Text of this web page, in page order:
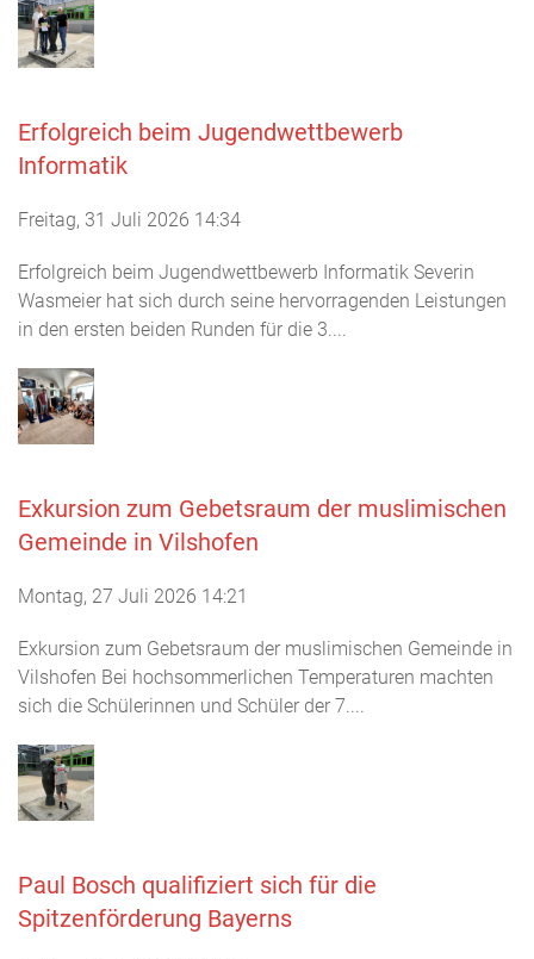
Erfolgreich beim Jugendwettbewerb
Informatik
Freitag, 31 Juli 2026 14:34
Erfolgreich beim Jugendwettbewerb Informatik Severin
Wasmeier hat sich durch seine hervorragenden Leistungen
in den ersten beiden Runden für die 3....
Exkursion zum Gebetsraum der muslimischen
Gemeinde in Vilshofen
Montag, 27 Juli 2026 14:21
Exkursion zum Gebetsraum der muslimischen Gemeinde in
Vilshofen Bei hochsommerlichen Temperaturen machten
sich die Schülerinnen und Schüler der 7....
Paul Bosch qualifiziert sich für die
Spitzenförderung Bayerns